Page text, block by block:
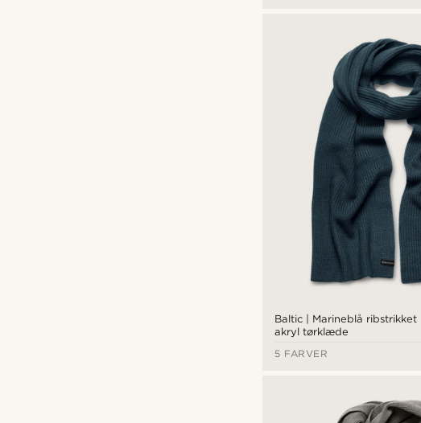
Baltic | Marineblå ribstrikket
akryl tørklæde
5 FARVER